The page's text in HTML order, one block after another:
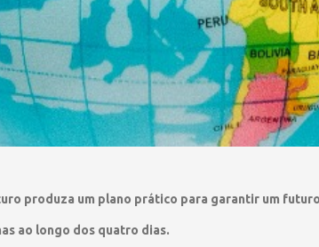
produza um plano prático para garantir um
ao longo dos quatro dias.